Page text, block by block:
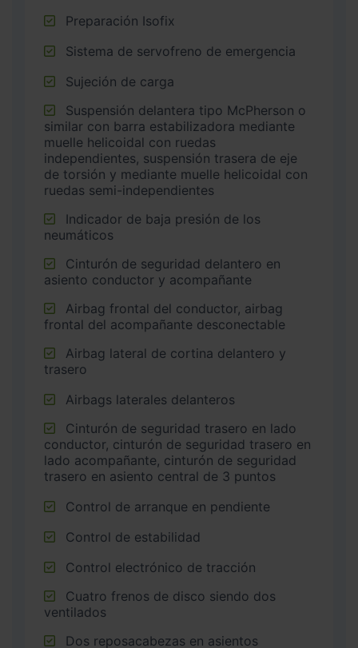
Preparación Isofix
Sistema de servofreno de emergencia
Sujeción de carga
similar con barra estabilizadora mediante
muelle helicoidal con ruedas
independientes, suspensión trasera de eje
de torsión y mediante muelle helicoidal con
ruedas semi-independientes
neumáticos
asiento conductor y acompañante
frontal del acompañante desconectable
trasero
Airbags laterales delanteros
conductor, cinturón de seguridad trasero en
lado acompañante, cinturón de seguridad
trasero en asiento central de 3 puntos
Control de arranque en pendiente
Control de estabilidad
Control electrónico de tracción
ventilados